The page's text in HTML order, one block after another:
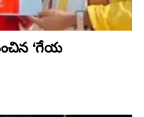
‘గేయ